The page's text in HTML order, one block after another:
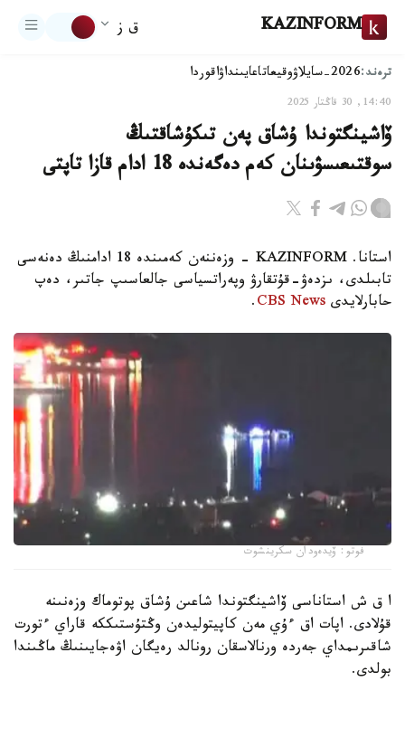
KAZINFORM ق ز
ترەند:2026-سايلاۋ وقيعاتاعايىنداۋاقوردا
14:40, 30 قاڭتار 2025
ۆاشينگتوندا ۇشاق پەن تىكۇشاقتىڭ
سوقتىعىسۋىنان كەم دەگەندە 18 ادام قازا تاپتى
استانا. KAZINFORM - وزەننەن كەمىندە 18 ادامنىڭ دەنەسى
تابىلدى، ىزدەۋ-قۇتقارۋ وپەراتسياسى جالعاسىپ جاتىر، دەپ
حابارلايدى CBS News
.
فوتو: ۆيدەودان سكرينشوت
ا ق ش استاناسى ۆاشينگتوندا شاعىن ۇشاق پوتوماك وزەنىنە
قۇلادى. اپات اق ءۇي مەن كاپيتوليدەن وڭتۇستىككە قاراي ءتورت
شاقىرىمداي جەردە ورنالاسقان رونالد رەيگان اۋەجايىنىڭ ماڭىندا
بولدى.